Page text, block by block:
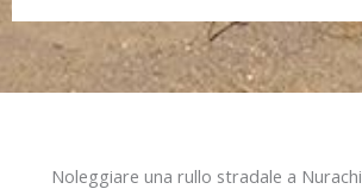
Noleggiare una rullo stradale a